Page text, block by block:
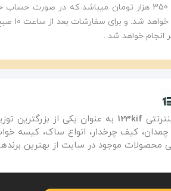
فوری 350 هزار تومان میباشد که در صورت
123kif به عنوان یکی از بزرگترین
چمدان، کیف چرخدار، انواع ساک، کیسه
محصولات موجود در سایت از بهترین